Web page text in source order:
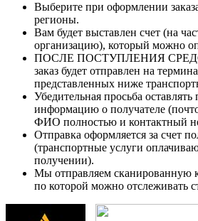
Выберите при оформлении
регионы.
Вам будет выставлен счет (на
организацию), который можно
ПОСЛЕ ПОСТУПЛЕНИЯ
заказ будет отправлен на
представленных ниже
Убедительная просьба
информацию о получателе
ФИО полностью и контактный
Отправка оформляется за счет
(транспортные услуги
получении).
Мы отправляем сканированную
по которой можно отслеживать